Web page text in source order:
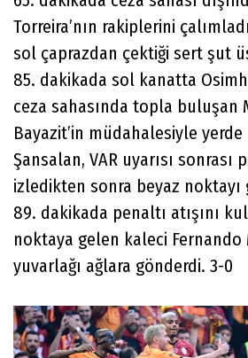
Torreira’nın rakiplerini
sol çaprazdan çektiği sert şut
85. dakikada sol kanatta
ceza sahasında topla buluşan
Bayazit’in müdahalesiyle
Şansalan, VAR uyarısı sonrası
izledikten sonra beyaz noktayı
89. dakikada penaltı atışını
noktaya gelen kaleci Fernando
yuvarlağı ağlara gönderdi. 3-0